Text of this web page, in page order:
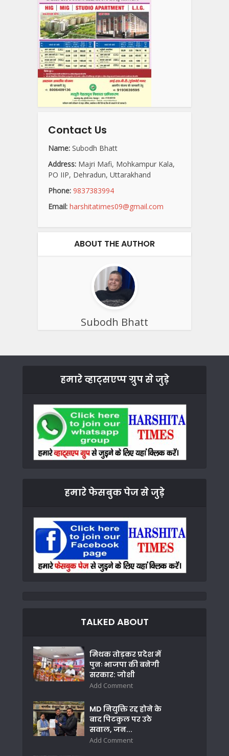
Contact Us
Name: Subodh Bhatt
Address: Majri Mafi, Mohkampur Kala,
PO IIP, Dehradun, Uttarakhand
Phone: 9837383994
Email: harshitatimes09@gmail.com
ABOUT THE AUTHOR
Subodh Bhatt
हमारे व्हाट्सएप्प ग्रुप से जुड़े
हमारे फेसबुक पेज से जुड़े
TALKED ABOUT
मिथक तोड़कर प्रदेश में
पुनः भाजपा की बनेगी
सरकार: जोशी
Add Comment
MD नियुक्ति रद्द होने के
बाद पिटकुल पर उठे
सवाल, जन...
Add Comment